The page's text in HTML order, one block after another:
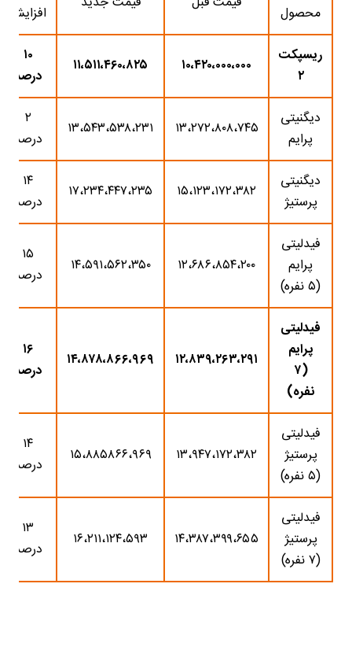
محصول
افزایش
ریسپکت
۲
۱۰،۴۲۰،۰۰۰،۰۰۰ ۱۱،۵۱۱،۴۶۰،۸۲۵
۱۰
درصد
دیگنیتی
پرایم
۱۳،۲۷۲،۸۰۸،۷۴۵ ۱۳،۵۴۳،۵۳۸،۲۳۱
۲
درصد
دیگنیتی
پرستیژ
۱۵،۱۲۳،۱۷۲،۳۸۲ ۱۷،۲۳۴،۴۴۷،۲۳۵
۱۴
درصد
فیدلیتی
پرایم
(۵ نفره)
۱۲،۶۸۶،۸۵۴،۲۰۰ ۱۴،۵۹۱،۵۶۲،۳۵۰
۱۵
درصد
فیدلیتی
پرایم
(۷
نفره)
۱۲،۸۳۹،۲۶۳،۲۹۱ ۱۴،۸۷۸،۸۶۶،۹۶۹
۱۶
درصد
فیدلیتی
پرستیژ
(۵ نفره)
۱۳،۹۴۷،۱۷۲،۳۸۲ ۱۵،۸۸۵۸۶۶،۹۶۹
۱۴
درصد
فیدلیتی
پرستیژ
(۷ نفره)
۱۴،۳۸۷،۳۹۹،۶۵۵ ۱۶،۲۱۱،۱۲۴،۵۹۳
۱۳
درصد